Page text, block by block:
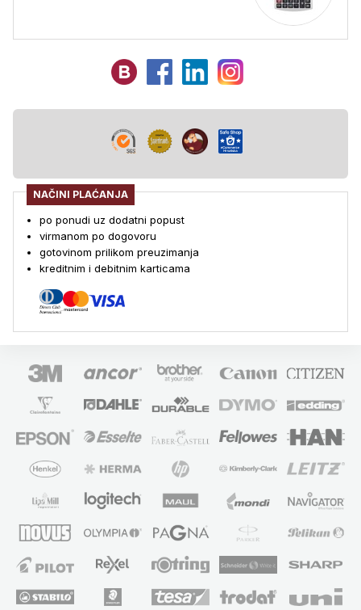
NAČINI PLAĆANJA
po ponudi uz dodatni popust
virmanom po dogovoru
gotovinom prilikom preuzimanja
kreditnim i debitnim karticama